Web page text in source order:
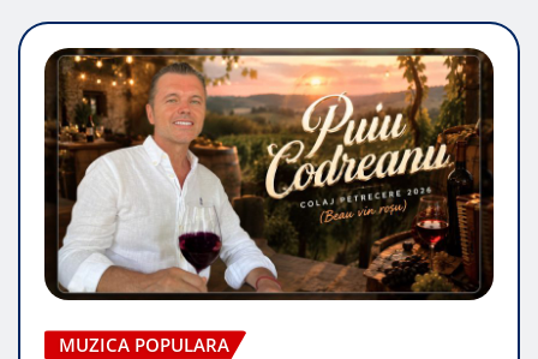
MUZICA POPULARA